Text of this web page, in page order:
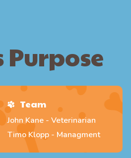
Purpose
Team
John Kane - Veterinarian
Timo Klopp - Managment